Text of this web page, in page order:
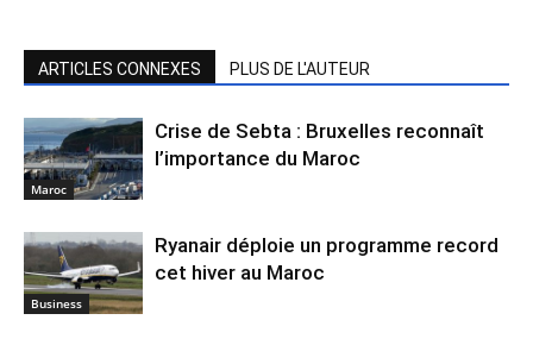
ARTICLES CONNEXES PLUS DE L'AUTEUR
Maroc
Crise de Sebta : Bruxelles reconnaît
l’importance du Maroc
Business
Ryanair déploie un programme record
cet hiver au Maroc